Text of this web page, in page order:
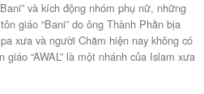
và kích động nhóm phụ nữ, những
giáo “Bani” do ông Thành Phần bịa
xưa và người Chăm hiện nay không có
“AWAL” là một nhánh của Islam xưa